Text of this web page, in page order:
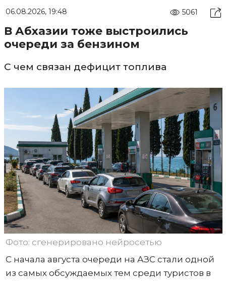
06.08.2026, 19:48 5061
В Абхазии тоже выстроились
очереди за бензином
С чем связан дефицит топлива
Фото: сгенерировано нейросетью
С начала августа очереди на АЗС стали одной
из самых обсуждаемых тем среди туристов в